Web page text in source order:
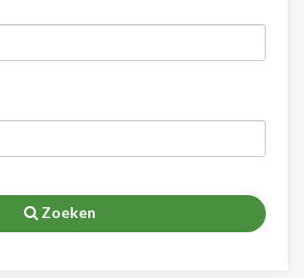
Zoeken